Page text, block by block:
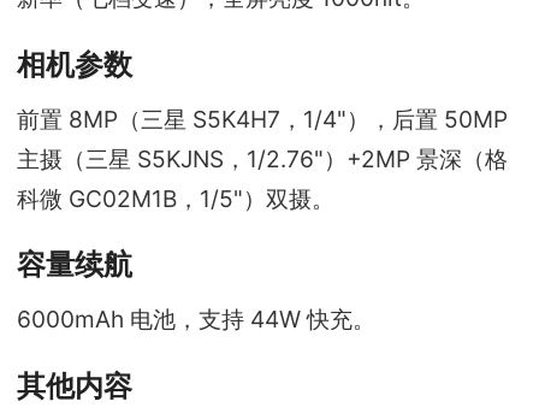
相机参数
前置 8MP（三星 S5K4H7，1/4"），后置 50MP
主摄（三星 S5KJNS，1/2.76"）+2MP 景深（格
科微 GC02M1B，1/5"）双摄。
容量续航
6000mAh 电池，支持 44W 快充。
其他内容